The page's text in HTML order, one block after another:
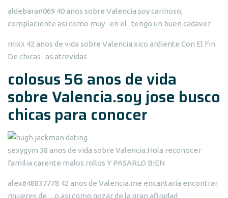
aldebaran069 40 anos sobre Valencia.soy carinoso,
complaciente asi como muy . en el . tengo un buen cadaver
mixx 42 anos de vida sobre Valencia.xico ardiente Con El Fin
De chicas . as.atrevidas
colosus 56 anos de vida
sobre Valencia.soy jose busco
chicas para conocer
sexygym 38 anos de vida sobre Valencia.Hola reconocer
familia carente malos rollos Y PASARLO BIEN
alex648837778 42 anos de Valencia.me encantaria encontrar
mujeres de . . o asi como gozar de la gran afinidad